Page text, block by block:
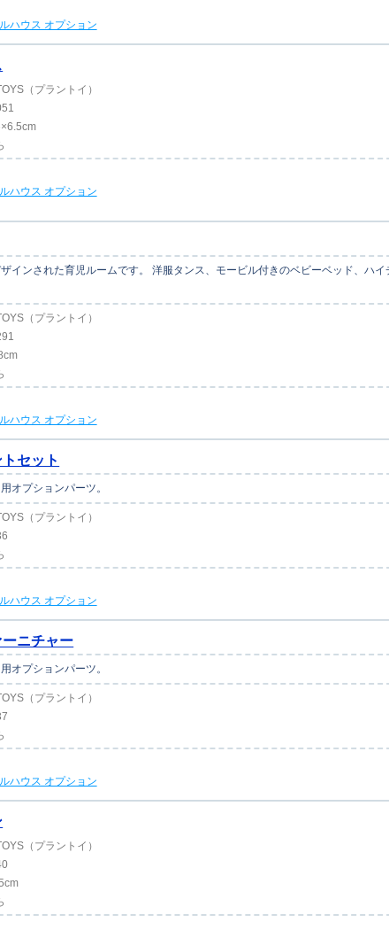
ハウス オプション
（プラントイ）
ハウス オプション
インされた育児ルームです。 洋服タンス、モービル付きのベビーベッド、ハイ
（プラントイ）
ハウス オプション
セット
オプションパーツ。
（プラントイ）
ハウス オプション
ニチャー
オプションパーツ。
（プラントイ）
ハウス オプション
（プラントイ）